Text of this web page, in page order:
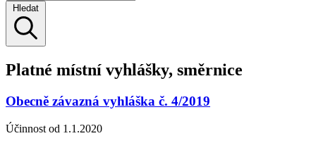
Hledat
Platné místní vyhlášky, směrnice
Obecně závazná vyhláška č. 4/2019
Účinnost od 1.1.2020